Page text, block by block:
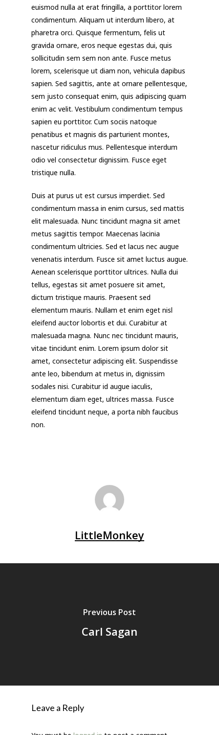
euismod nulla at erat fringilla, a porttitor lorem
condimentum. Aliquam ut interdum libero, at
pharetra orci. Quisque fermentum, felis ut
gravida ornare, eros neque egestas dui, quis
sollicitudin sem sem non ante. Fusce metus
lorem, scelerisque ut diam non, vehicula dapibus
sapien. Sed sagittis, ante at ornare pellentesque,
sem justo consequat enim, quis adipiscing quam
enim ac velit. Vestibulum condimentum tempus
sapien eu porttitor. Cum sociis natoque
penatibus et magnis dis parturient montes,
nascetur ridiculus mus. Pellentesque interdum
odio vel consectetur dignissim. Fusce eget
tristique nulla.
Duis at purus ut est cursus imperdiet. Sed
condimentum massa in enim cursus, sed mattis
elit malesuada. Nunc tincidunt magna sit amet
metus sagittis tempor. Maecenas lacinia
condimentum ultricies. Sed et lacus nec augue
venenatis interdum. Fusce sit amet luctus augue.
Aenean scelerisque porttitor ultrices. Nulla dui
tellus, egestas sit amet posuere sit amet,
dictum tristique mauris. Praesent sed
elementum mauris. Nullam et enim eget nisl
eleifend auctor lobortis et dui. Curabitur at
malesuada magna. Nunc nec tincidunt mauris,
vitae tincidunt enim. Lorem ipsum dolor sit
amet, consectetur adipiscing elit. Suspendisse
ante leo, bibendum at metus in, dignissim
sodales nisi. Curabitur id augue iaculis,
elementum diam eget, ultrices massa. Fusce
eleifend tincidunt neque, a porta nibh faucibus
non.
LittleMonkey
Previous Post
Carl Sagan
Leave a Reply